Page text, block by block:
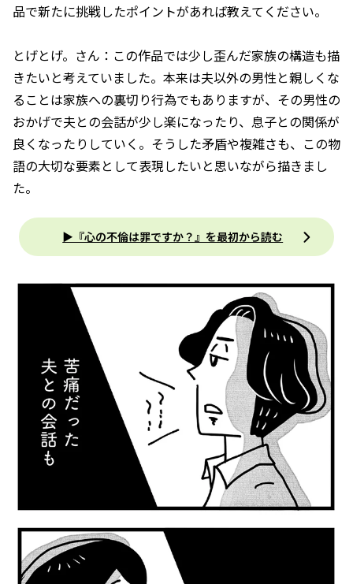
品で新たに挑戦したポイントがあれば教えてください。
とげとげ。さん：この作品では少し歪んだ家族の構造も描
きたいと考えていました。本来は夫以外の男性と親しくな
ることは家族への裏切り行為でもありますが、その男性の
おかげで夫との会話が少し楽になったり、息子との関係が
良くなったりしていく。そうした矛盾や複雑さも、この物
語の大切な要素として表現したいと思いながら描きまし
た。
▶『心の不倫は罪ですか？』を最初から読む